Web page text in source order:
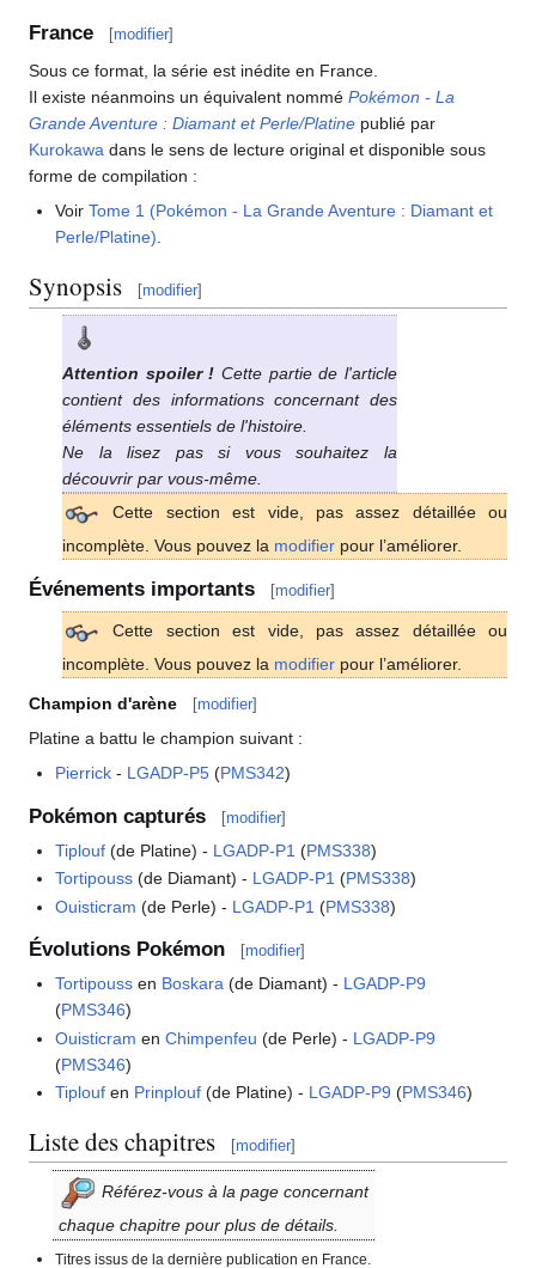
France [modifier]
Sous ce format, la série est inédite en France.
Il existe néanmoins un équivalent nommé Pokémon - La
Grande Aventure : Diamant et Perle/Platine publié par
Kurokawa dans le sens de lecture original et disponible sous
forme de compilation :
VoirTome 1 (Pokémon - La Grande Aventure : Diamant et
Perle/Platine).
Synopsis [modifier]
Attention spoiler ! Cette partie de l'article
contient des informations concernant des
éléments essentiels de l'histoire.
Ne la lisez pas si vous souhaitez la
découvrir par vous-même.
Cette section est vide, pas assez détaillée ou
incomplète. Vous pouvez la modifier pour l’améliorer.
Événements importants [modifier]
Cette section est vide, pas assez détaillée ou
incomplète. Vous pouvez la modifier pour l’améliorer.
Champion d'arène [modifier]
Platine a battu le champion suivant :
Pierrick - LGADP-P5 (PMS342)
Pokémon capturés [modifier]
Tiplouf (de Platine) - LGADP-P1 (PMS338)
Tortipouss (de Diamant) - LGADP-P1 (PMS338)
Ouisticram (de Perle) - LGADP-P1 (PMS338)
Évolutions Pokémon [modifier]
Tortipouss en Boskara (de Diamant) - LGADP-P9
(PMS346)
Ouisticram enChimpenfeu (de Perle) - LGADP-P9
(PMS346)
Tiplouf en Prinplouf (de Platine) - LGADP-P9 (PMS346)
Liste des chapitres [modifier]
Référez-vous à la page concernant
chaque chapitre pour plus de détails.
Titres issus de la dernière publication en France.